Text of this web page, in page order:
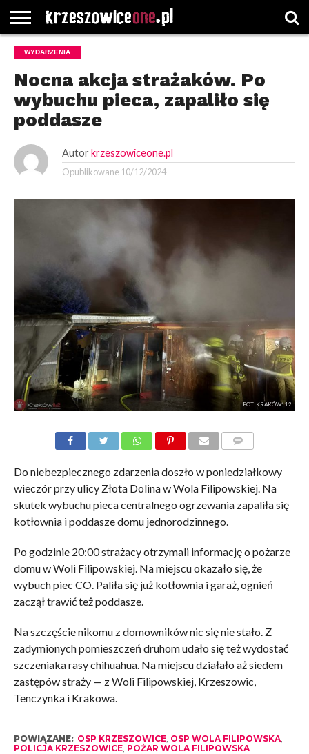
STRONA
GŁÓWNA
WYBORY
WYBIERZ
ROZKŁADY
GREGORCZYK
KONTAKT
WYDARZENIA
Nocna akcja strażaków. Po
wybuchu pieca, zapaliło się
poddasze
Autor krzeszowiceone.pl
Opublikowane 10/12/2024
FOT. KRAKÓW112
Do niebezpiecznego zdarzenia doszło w poniedziałkowy
wieczór przy ulicy Złota Dolina w Wola Filipowskiej. Na
skutek wybuchu pieca centralnego ogrzewania zapaliła się
kotłownia i poddasze domu jednorodzinnego.
Po godzinie 20:00 strażacy otrzymali informację o pożarze
domu w Woli Filipowskiej. Na miejscu okazało się, że
wybuch piec CO. Paliła się już kotłownia i garaż, ognień
zaczął trawić też poddasze.
Na szczęście nikomu z domowników nic się nie stało. Z
zadymionych pomieszczeń druhom udało się też wydostać
szczeniaka rasy chihuahua. Na miejscu działało aż siedem
zastępów straży — z Woli Filipowskiej, Krzeszowic,
Tenczynka i Krakowa.
POWIĄZANE: OSP KRZESZOWICE, OSP WOLA FILIPOWSKA,
POLICJA KRZESZOWICE, POŻAR WOLA FILIPOWSKA